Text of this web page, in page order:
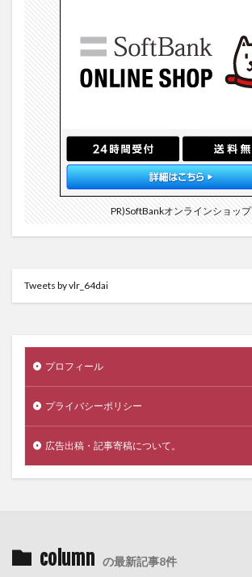
PR)SoftBankオンラインショップ
Tweets by vlr_64dai
プロフィール
プライバシーポリシー
広告出稿・記事寄稿について。
column の最新記事8件